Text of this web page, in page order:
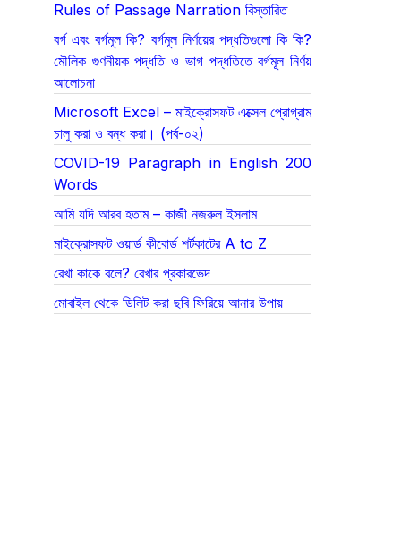
Rules of Passage Narration বিস্তারিত
বর্গ এবং বর্গমূল কি? বর্গমূল নির্ণয়ের পদ্ধতিগুলো কি কি?
মৌলিক গুণনীয়ক পদ্ধতি ও ভাগ পদ্ধতিতে বর্গমূল নির্ণয়
আলোচনা
Microsoft Excel – মাইক্রোসফট এক্সেল প্রোগ্রাম
চালু করা ও বন্ধ করা। (পর্ব-০২)
COVID-19 Paragraph in English 200
Words
আমি যদি আরব হতাম – কাজী নজরুল ইসলাম
মাইক্রোসফট ওয়ার্ড কীবোর্ড শর্টকাটের A to Z
রেখা কাকে বলে? রেখার প্রকারভেদ
মোবাইল থেকে ডিলিট করা ছবি ফিরিয়ে আনার উপায়